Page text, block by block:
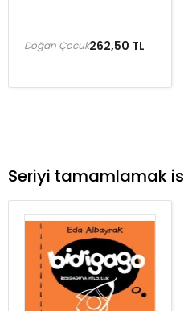
262,50 TL
Doğan Çocuk
Seriyi tamamlamak